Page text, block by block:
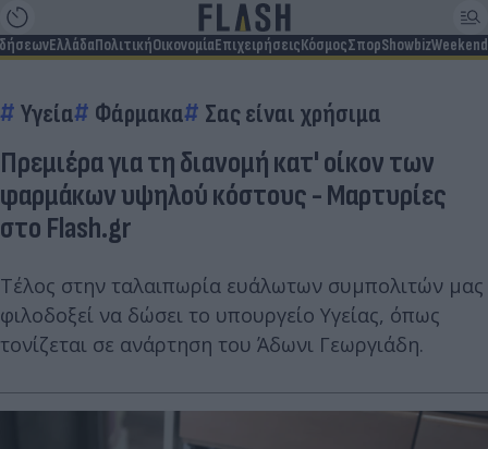
ΕλλάδαΠολιτικήΟικονομίαΕπιχειρήσειςΚόσμοςΣπορShowbizWeekend
Υγεία Φάρμακα Σας είναι χρήσιμα
Πρεμιέρα για τη διανομή κατ' οίκον των
φαρμάκων υψηλού κόστους - Μαρτυρίες
στο Flash.gr
Τέλος στην ταλαιπωρία ευάλωτων συμπολιτών μας
φιλοδοξεί να δώσει το υπουργείο Υγείας, όπως
τονίζεται σε ανάρτηση του Άδωνι Γεωργιάδη.